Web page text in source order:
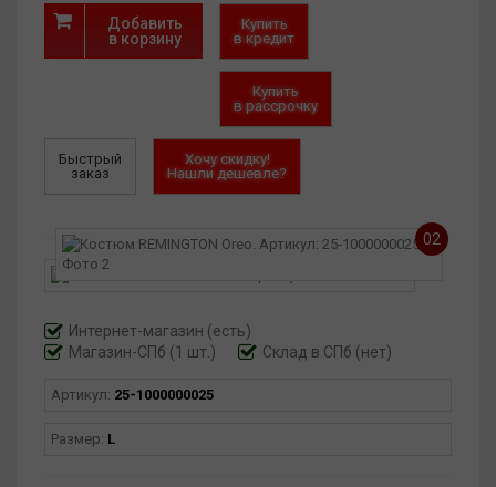
Добавить
в корзину
Купить
в кредит
Купить
в рассрочку
Быстрый
заказ
Хочу скидку!
Нашли дешевле?
02
Интернет-магазин (есть)
Магазин-СПб (1 шт.)
Склад в СПб (нет)
Артикул: 25-1000000025
Размер: L